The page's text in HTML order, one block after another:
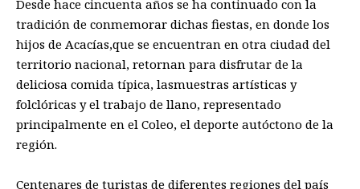
Desde hace cincuenta años se ha continuado con la
tradición de conmemorar dichas fiestas, en donde los
hijos de Acacías,que se encuentran en otra ciudad del
territorio nacional, retornan para disfrutar de la
deliciosa comida típica, lasmuestras artísticas y
folclóricas yel trabajo de llano, representado
principalmente en el Coleo, el deporte autóctono de la
región.
Centenares de turistas de diferentes regiones del país